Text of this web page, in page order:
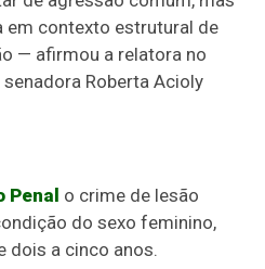
em contexto estrutural de
— afirmou a relatora no
Roberta Acioly
Penal o crime de lesão
do sexo feminino,
dois a cinco anos.